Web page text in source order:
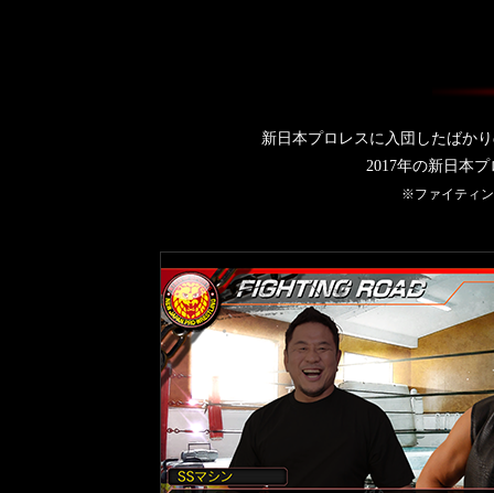
新日本プロレスに入団したばか
2017年の新日本
※ファイティン